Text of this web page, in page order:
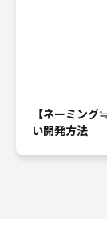
【ネーミン
い開発方法